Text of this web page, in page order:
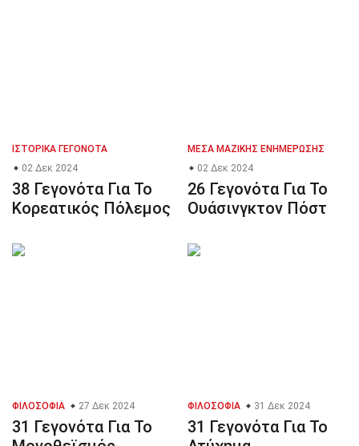
ΙΣΤΟΡΙΚΆ ΓΕΓΟΝΌΤΑ
02 Δεκ 2024
38 Γεγονότα Για Το
Κορεατικός Πόλεμος
ΜΈΣΑ ΜΑΖΙΚΉΣ ΕΝΗΜΈΡΩΣΗΣ
02 Δεκ 2024
26 Γεγονότα Για Το
Ουάσινγκτον Πόστ
ΦΙΛΟΣΟΦΊΑ 27 Δεκ 2024
31 Γεγονότα Για Το
ΦΙΛΟΣΟΦΊΑ 31 Δεκ 2024
31 Γεγονότα Για Το